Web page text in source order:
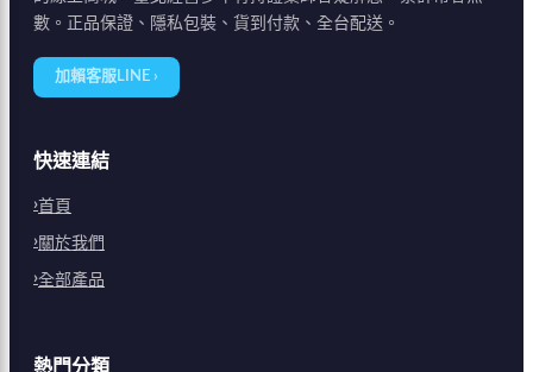
數。正品保證、隱私包裝、貨到付款、全台配送。
加賴客服LINE ›
快速連結
首頁
關於我們
全部產品
熱門分類